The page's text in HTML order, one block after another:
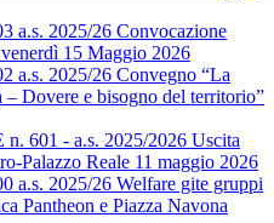
a.s. 2025/26 Convocazione
15 Maggio 2026
a.s. 2025/26 Convegno “La
Dovere e bisogno del territorio”
601 - a.s. 2025/2026 Uscita
Palazzo Reale 11 maggio 2026
a.s. 2025/26 Welfare gite gruppi
Pantheon e Piazza Navona